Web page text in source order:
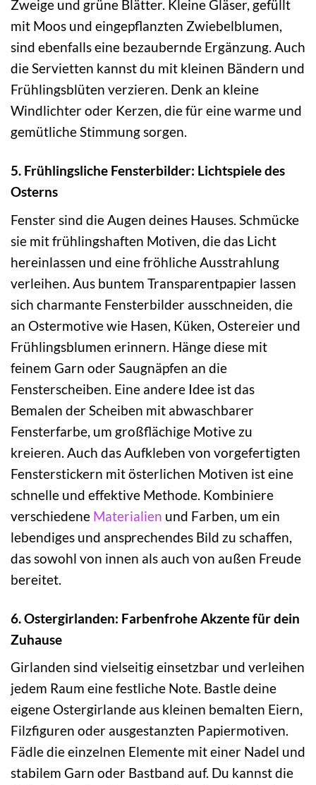
Zweige und grüne Blätter. Kleine Gläser, gefüllt
mit Moos und eingepflanzten Zwiebelblumen,
sind ebenfalls eine bezaubernde Ergänzung. Auch
die Servietten kannst du mit kleinen Bändern und
Frühlingsblüten verzieren. Denk an kleine
Windlichter oder Kerzen, die für eine warme und
gemütliche Stimmung sorgen.
5. Frühlingsliche Fensterbilder: Lichtspiele des
Osterns
Fenster sind die Augen deines Hauses. Schmücke
sie mit frühlingshaften Motiven, die das Licht
hereinlassen und eine fröhliche Ausstrahlung
verleihen. Aus buntem Transparentpapier lassen
sich charmante Fensterbilder ausschneiden, die
an Ostermotive wie Hasen, Küken, Ostereier und
Frühlingsblumen erinnern. Hänge diese mit
feinem Garn oder Saugnäpfen an die
Fensterscheiben. Eine andere Idee ist das
Bemalen der Scheiben mit abwaschbarer
Fensterfarbe, um großflächige Motive zu
kreieren. Auch das Aufkleben von vorgefertigten
Fensterstickern mit österlichen Motiven ist eine
schnelle und effektive Methode. Kombiniere
verschiedene Materialien und Farben, um ein
lebendiges und ansprechendes Bild zu schaffen,
das sowohl von innen als auch von außen Freude
bereitet.
6. Ostergirlanden: Farbenfrohe Akzente für dein
Zuhause
Girlanden sind vielseitig einsetzbar und verleihen
jedem Raum eine festliche Note. Bastle deine
eigene Ostergirlande aus kleinen bemalten Eiern,
Filzfiguren oder ausgestanzten Papiermotiven.
Fädle die einzelnen Elemente mit einer Nadel und
stabilem Garn oder Bastband auf. Du kannst die